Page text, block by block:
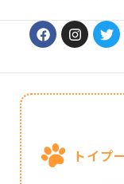
トイプ